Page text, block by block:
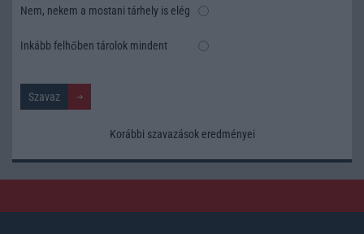
Nem, nekem a mostani tárhely is elég
Inkább felhőben tárolok mindent
Korábbi szavazások eredményei